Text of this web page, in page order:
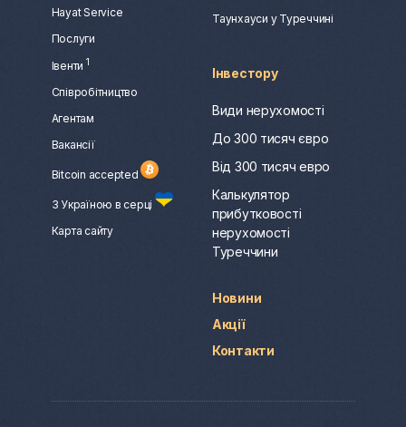
Hayat Service
Послуги
Івенти 1
Співробітництво
Агентам
Вакансії
Bitcoin accepted
З Україною в серці
Карта сайту
Таунхауси у Туреччині
Інвестору
Види нерухомості
До 300 тисяч євро
Від 300 тисяч евро
Калькулятор
прибутковості
нерухомості
Туреччини
Новини
Акції
Контакти